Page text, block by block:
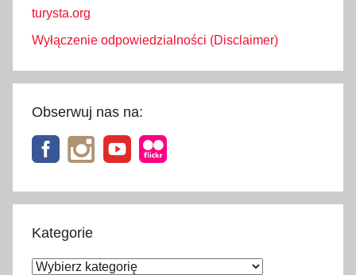
turysta.org
Wyłączenie odpowiedzialności (Disclaimer)
Obserwuj nas na:
Kategorie
Kategorie